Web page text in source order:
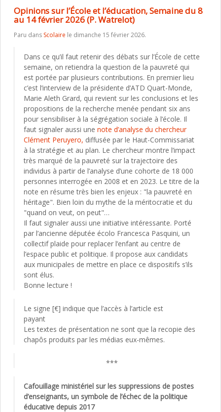
Opinions sur l’École et l’éducation, Semaine du 8
au 14 février 2026 (P. Watrelot)
Paru dans Scolaire le dimanche 15 février 2026.
Dans ce qu’il faut retenir des débats sur l’École de cette
semaine, on retiendra la question de la pauvreté qui
est portée par plusieurs contributions. En premier lieu
c’est l’interview de la présidente d’ATD Quart-Monde,
Marie Aleth Grard, qui revient sur les conclusions et les
propositions de la recherche menée pendant six ans
pour sensibiliser à la ségrégation sociale à l’école. Il
faut signaler aussi une note d’analyse du chercheur
Clément Peruyero, diffusée par le Haut-Commissariat
à la stratégie et au plan. Le chercheur montre l’impact
très marqué de la pauvreté sur la trajectoire des
individus à partir de l’analyse d’une cohorte de 18 000
personnes interrogée en 2008 et en 2023. Le titre de la
note en résume très bien les enjeux : "la pauvreté en
héritage". Bien loin du mythe de la méritocratie et du
"quand on veut, on peut"…
Il faut signaler aussi une initiative intéressante. Porté
par l’ancienne députée écolo Francesca Pasquini, un
collectif plaide pour replacer l’enfant au centre de
l’espace public et politique. Il propose aux candidats
aux municipales de mettre en place ce dispositifs s’ils
sont élus.
Bonne lecture !
Le signe [€] indique que l’accès à l’article est
payant
Les textes de présentation ne sont que la recopie des
chapôs produits par les médias eux-mêmes.
***
Cafouillage ministériel sur les suppressions de postes
d’enseignants, un symbole de l’échec de la politique
éducative depuis 2017